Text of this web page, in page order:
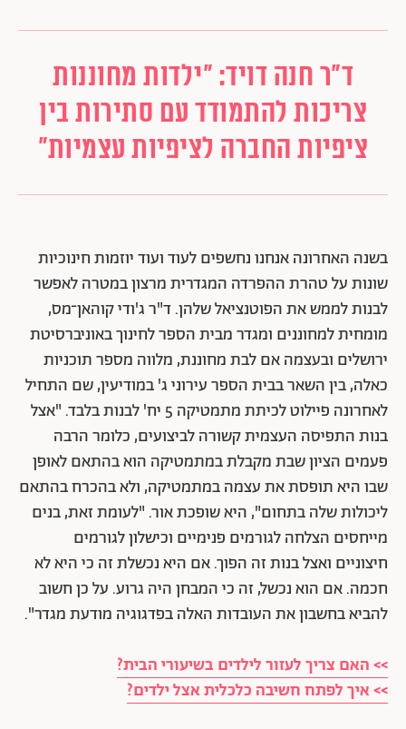
ד"ר חנה דויד: "ילדות מחוננות
צריכות להתמודד עם סתירות בין
ציפיות החברה לציפיות עצמיות"
בשנה האחרונה אנחנו נחשפים לעוד ועוד יוזמות חינוכיות
שונות על טהרת ההפרדה המגדרית מרצון במטרה לאפשר
לבנות לממש את הפוטנציאל שלהן.ד"ר ג'ודי קוהאן־מס,
מומחית למחוננים ומגדר מבית הספר לחינוך באוניברסיטת
ירושלים ובעצמה אם לבת מחוננת, מלווה מספר תוכניות
כאלה, בין השאר בבית הספר עירוני ג' במודיעין, שם התחיל
לאחרונה פיילוט לכיתת מתמטיקה 5 יח' לבנות בלבד. "אצל
בנות התפיסה העצמית קשורה לביצועים, כלומר הרבה
פעמים הציון שבת מקבלת במתמטיקה הוא בהתאם לאופן
שבו היא תופסת את עצמה במתמטיקה, ולא בהכרח בהתאם
ליכולות שלה בתחום", היא שופכת אור. "לעומת זאת, בנים
מייחסים הצלחה לגורמים פנימיים וכישלון לגורמים
חיצוניים ואצל בנות זה הפוך. אם היא נכשלת זה כי היא לא
חכמה. אם הוא נכשל, זה כי המבחן היה גרוע. על כן חשוב
להביא בחשבון את העובדות האלה בפדגוגיה מודעת מגדר".
>> האם צריך לעזור לילדים בשיעורי הבית?
>> איך לפתח חשיבה כלכלית אצל ילדים?